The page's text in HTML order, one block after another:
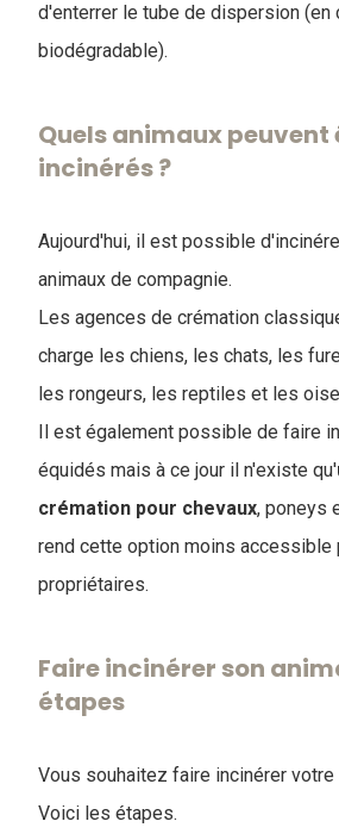
d'enterrer le tube de dispersion (en
biodégradable).
Quels animaux peuvent
incinérés ?
Aujourd'hui, il est possible
animaux de compagnie.
Les agences de crémation
charge les chiens, les chats, les
les rongeurs, les reptiles et les
Il est également possible de faire
équidés mais à ce jour il n'existe qu'
crémation pour chevaux, poneys
rend cette option moins accessible
propriétaires.
Faire incinérer son
étapes
Vous souhaitez faire incinérer votre
Voici les étapes.